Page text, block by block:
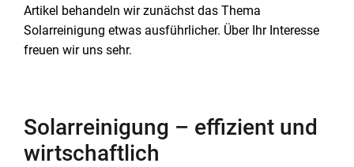
Artikel behandeln wir zunächst das Thema
Solarreinigung etwas ausführlicher. Über Ihr Interesse
freuen wir uns sehr.
Solarreinigung – effizient und
wirtschaftlich